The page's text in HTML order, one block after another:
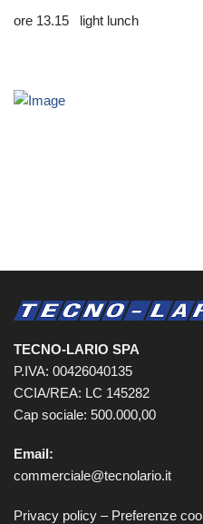
ore 13.15 light lunch
TECNO-LARIO SPA
P.IVA: 00426040135
CCIA/REA: LC 145282
Cap sociale: 500.000,00
Email:
commerciale@tecnolario.it
Privacy policy – Preferenze